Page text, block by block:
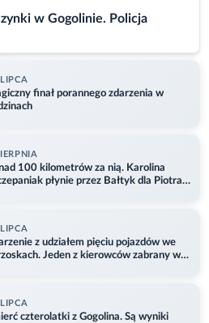
w Gogolinie. Policja
finał porannego zdarzenia w
100 kilometrów za nią. Karolina
płynie przez Bałtyk dla Piotra.
z udziałem pięciu pojazdów we
Jeden z kierowców zabrany w
czterolatki z Gogolina. Są wyniki